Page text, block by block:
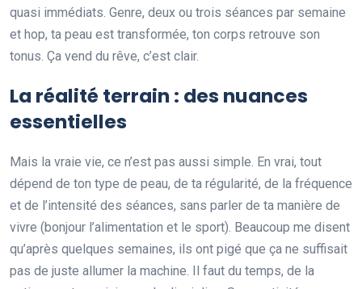
quasi immédiats. Genre, deux ou trois séances par semaine
et hop, ta peau est transformée, ton corps retrouve son
tonus. Ça vend du rêve, c’est clair.
La réalité terrain : des nuances
essentielles
Mais la vraie vie, ce n’est pas aussi simple. En vrai, tout
dépend de ton type de peau, de ta régularité, de la fréquence
et de l’intensité des séances, sans parler de ta manière de
vivre (bonjour l’alimentation et le sport). Beaucoup me disent
qu’après quelques semaines, ils ont pigé que ça ne suffisait
pas de juste allumer la machine. Il faut du temps, de la